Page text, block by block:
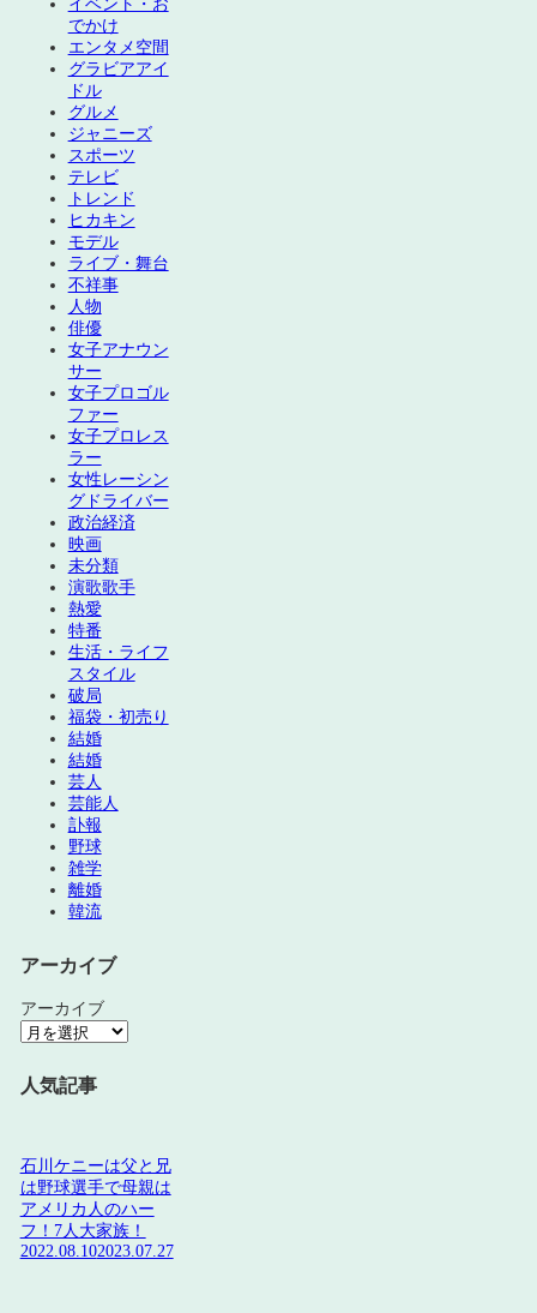
イベント・お
でかけ
エンタメ空間
グラビアアイ
ドル
グルメ
ジャニーズ
スポーツ
テレビ
トレンド
ヒカキン
モデル
ライブ・舞台
不祥事
人物
俳優
女子アナウン
サー
女子プロゴル
ファー
女子プロレス
ラー
女性レーシン
グドライバー
政治経済
映画
未分類
演歌歌手
熱愛
特番
生活・ライフ
スタイル
破局
福袋・初売り
結婚
結婚
芸人
芸能人
訃報
野球
雑学
離婚
韓流
アーカイブ
アーカイブ
人気記事
石川ケニーは父と兄
は野球選手で母親は
アメリカ人のハー
フ！7人大家族！
2022.08.102023.07.27